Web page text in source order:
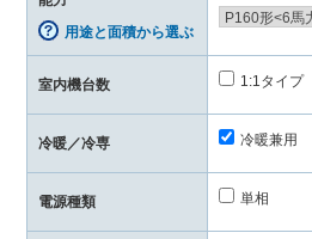
用途と面積から選ぶ
室内機台数 1:1タイプ
冷暖／冷専 冷暖兼用
電源種類 単相